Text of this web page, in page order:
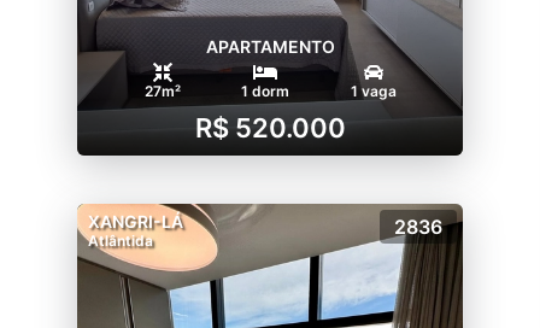
APARTAMENTO
27m² 1 dorm 1 vaga
R$ 520.000
XANGRI-LÁ
Atlântida
2836